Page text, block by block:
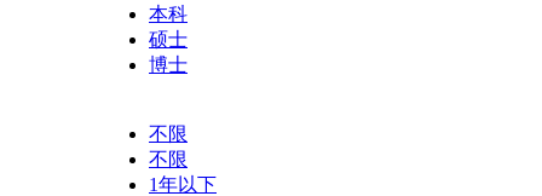
本科
硕士
博士
不限
不限
1年以下